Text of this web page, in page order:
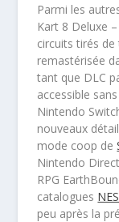
Parmi les
Kart 8 Deluxe
circuits tirés
remastérisée
tant que DLC
accessible
Nintendo
nouveaux
mode coop de
Nintendo
RPG
catalogues NES
peu après la